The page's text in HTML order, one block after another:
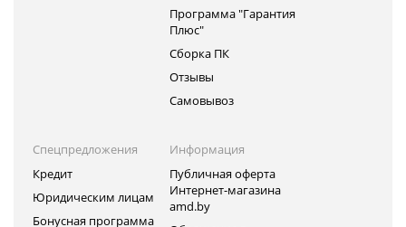
Программа "Гарантия
Плюс"
Сборка ПК
Отзывы
Самовывоз
Спецпредложения
Кредит
Юридическим лицам
Бонусная программа
Информация
Публичная оферта
Интернет-магазина
amd.by